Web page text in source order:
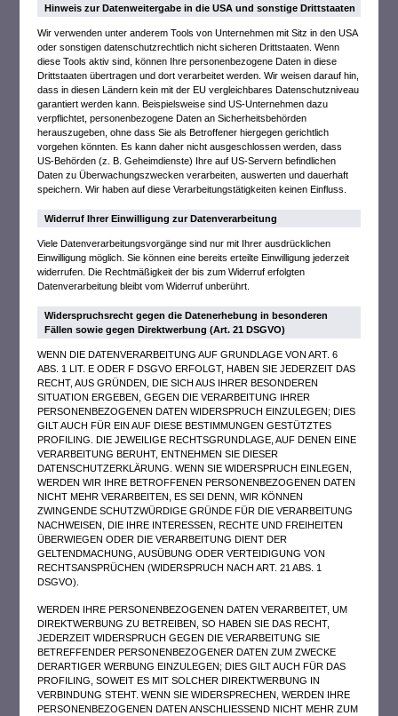
Hinweis zur Datenweitergabe in die USA und sonstige Drittstaaten
Wir verwenden unter anderem Tools von Unternehmen mit Sitz in den USA
oder sonstigen datenschutzrechtlich nicht sicheren Drittstaaten. Wenn
diese Tools aktiv sind, können Ihre personenbezogene Daten in diese
Drittstaaten übertragen und dort verarbeitet werden. Wir weisen darauf hin,
dass in diesen Ländern kein mit der EU vergleichbares Datenschutzniveau
garantiert werden kann. Beispielsweise sind US-Unternehmen dazu
verpflichtet, personenbezogene Daten an Sicherheitsbehörden
herauszugeben, ohne dass Sie als Betroffener hiergegen gerichtlich
vorgehen könnten. Es kann daher nicht ausgeschlossen werden, dass
US-Behörden (z. B. Geheimdienste) Ihre auf US-Servern befindlichen
Daten zu Überwachungszwecken verarbeiten, auswerten und dauerhaft
speichern. Wir haben auf diese Verarbeitungstätigkeiten keinen Einfluss.
Widerruf Ihrer Einwilligung zur Datenverarbeitung
Viele Datenverarbeitungsvorgänge sind nur mit Ihrer ausdrücklichen
Einwilligung möglich. Sie können eine bereits erteilte Einwilligung jederzeit
widerrufen. Die Rechtmäßigkeit der bis zum Widerruf erfolgten
Datenverarbeitung bleibt vom Widerruf unberührt.
Widerspruchsrecht gegen die Datenerhebung in besonderen
Fällen sowie gegen Direktwerbung (Art. 21 DSGVO)
WENN DIE DATENVERARBEITUNG AUF GRUNDLAGE VON ART. 6
ABS. 1 LIT. E ODER F DSGVO ERFOLGT, HABEN SIE JEDERZEIT DAS
RECHT, AUS GRÜNDEN, DIE SICH AUS IHRER BESONDEREN
SITUATION ERGEBEN, GEGEN DIE VERARBEITUNG IHRER
PERSONENBEZOGENEN DATEN WIDERSPRUCH EINZULEGEN; DIES
GILT AUCH FÜR EIN AUF DIESE BESTIMMUNGEN GESTÜTZTES
PROFILING. DIE JEWEILIGE RECHTSGRUNDLAGE, AUF DENEN EINE
VERARBEITUNG BERUHT, ENTNEHMEN SIE DIESER
DATENSCHUTZERKLÄRUNG. WENN SIE WIDERSPRUCH EINLEGEN,
WERDEN WIR IHRE BETROFFENEN PERSONENBEZOGENEN DATEN
NICHT MEHR VERARBEITEN, ES SEI DENN, WIR KÖNNEN
ZWINGENDE SCHUTZWÜRDIGE GRÜNDE FÜR DIE VERARBEITUNG
NACHWEISEN, DIE IHRE INTERESSEN, RECHTE UND FREIHEITEN
ÜBERWIEGEN ODER DIE VERARBEITUNG DIENT DER
GELTENDMACHUNG, AUSÜBUNG ODER VERTEIDIGUNG VON
RECHTSANSPRÜCHEN (WIDERSPRUCH NACH ART. 21 ABS. 1
DSGVO).
WERDEN IHRE PERSONENBEZOGENEN DATEN VERARBEITET, UM
DIREKTWERBUNG ZU BETREIBEN, SO HABEN SIE DAS RECHT,
JEDERZEIT WIDERSPRUCH GEGEN DIE VERARBEITUNG SIE
BETREFFENDER PERSONENBEZOGENER DATEN ZUM ZWECKE
DERARTIGER WERBUNG EINZULEGEN; DIES GILT AUCH FÜR DAS
PROFILING, SOWEIT ES MIT SOLCHER DIREKTWERBUNG IN
VERBINDUNG STEHT. WENN SIE WIDERSPRECHEN, WERDEN IHRE
PERSONENBEZOGENEN DATEN ANSCHLIESSEND NICHT MEHR ZUM